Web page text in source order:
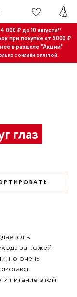
000 ₽ до 10 августа*
при покупке от 5000 ₽
в разделе "Акции"
с онлайн оплатой.
глаз
в
за кожей
но очень
питание этой